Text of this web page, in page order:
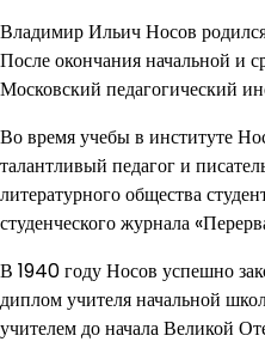
Владимир Ильич Носов
После окончания начальной и
Московский педагогический
Во время учебы в институте
талантливый педагог и
литературного общества
студенческого журнала
В 1940 году Носов успешно
диплом учителя начальной
учителем до начала Великой